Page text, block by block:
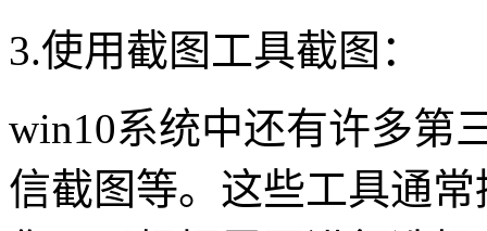
3.使用截图工具截图：
win10系统中还有许多第
信截图等。这些工具通